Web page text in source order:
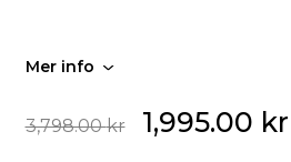
Mer info
3,798.00kr 1,995.00 kr